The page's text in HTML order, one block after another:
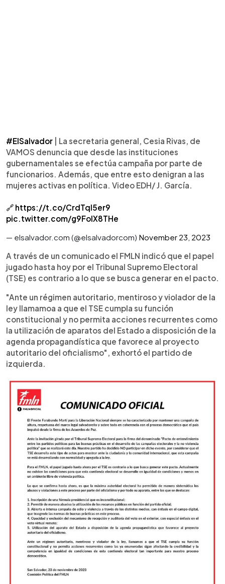
#ElSalvador | La secretaria general, Cesia Rivas, de
VAMOS denuncia que desde las instituciones
gubernamentales se efectúa campaña por parte de
funcionarios. Además, que entre esto denigran a las
mujeres activas en política. Video EDH/ J. García.
🔗 https://t.co/CrdTqI5er9
pic.twitter.com/g9FoIX8THe
— elsalvador.com (@elsalvadorcom) November 23, 2023
A través de un comunicado el FMLN indicó que el papel
jugado hasta hoy por el Tribunal Supremo Electoral
(TSE) es contrario a lo que se busca generar en el pacto.
"Ante un régimen autoritario, mentiroso y violador de la
ley llamamoa a que el TSE cumpla su función
constitucional y no permita acciones recurrentes como
la utilización de aparatos del Estado a disposición de la
agenda propagandística que favorece al proyecto
autoritario del oficialismo", exhortó el partido de
izquierda.